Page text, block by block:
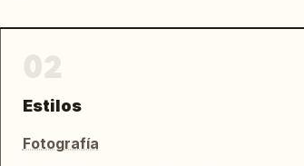
Estilos
Fotografía